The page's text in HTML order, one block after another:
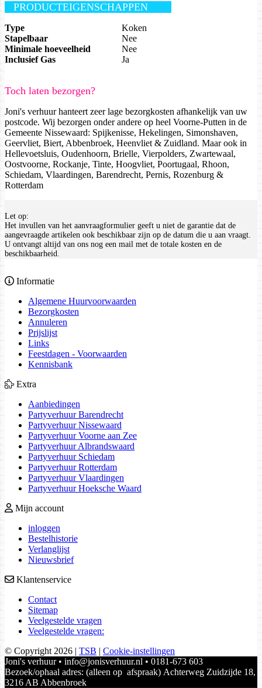
PRODUCTEIGENSCHAPPEN
Type
Koken
Stapelbaar
Nee
Minimale hoeveelheid
Nee
Inclusief Gas
Ja
Toch laten bezorgen?
Joni's verhuur hanteert zeer lage bezorgkosten afhankelijk van uw
postcode. Wij bezorgen onder andere op heel Voorne-Putten in de
Gemeente Nissewaard: Spijkenisse, Hekelingen, Simonshaven,
Geervliet, Biert, Abbenbroek, Heenvliet & Zuidland. Maar ook in
Hellevoetsluis, Oudenhoorn, Brielle, Vierpolders, Zwartewaal,
Oostvoorne, Rockanje, Tinte, Hoogvliet, Poortugaal, Rhoon,
Schiedam, Vlaardingen, Barendrecht, Pernis, Rozenburg &
Rotterdam
Let op:
Het invullen van het aanvraagformulier geeft u niet de garantie dat de
aangevraagde artikelen ook beschikbaar zijn op de datum die u aan vraagt.
U ontvangt altijd van ons nog een mail met de totale kosten en de
beschikbaarheid.
Informatie
Algemene Huurvoorwaarden
Bezorgkosten
Annuleren
Prijslijst
Links
Feestdagen - Voorwaarden
Kennisbank
Extra
Aanbiedingen
Partyverhuur Barendrecht
Partyverhuur Nissewaard
Partyverhuur Voorne aan Zee
Partyverhuur Albrandswaard
Partyverhuur Schiedam
Partyverhuur Rotterdam
Partyverhuur Vlaardingen
Partyverhuur Hoeksche Waard
Mijn account
inloggen
Bestelhistorie
Verlanglijst
Nieuwsbrief
Klantenservice
Contact
Sitemap
Veelgestelde vragen
Veelgestelde vragen:
© Copyright 2026 | TSB | Cookie-instellingen
Joni's verhuur • info@jonisverhuur.nl • 0181-673 603
Bezoek/ophaal adres: (alleen op afspraak) Achterweg Zuidzijde 18,
3216 AB Abbenbroek